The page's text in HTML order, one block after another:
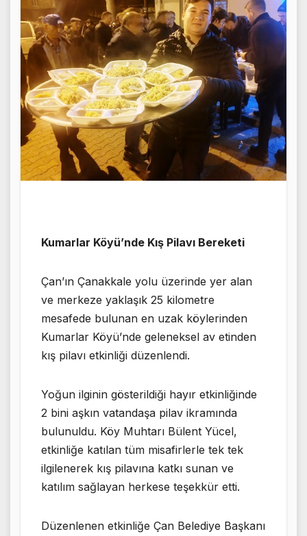
Kumarlar Köyü’nde Kış Pilavı Bereketi
Çan’ın Çanakkale yolu üzerinde yer alan
ve merkeze yaklaşık 25 kilometre
mesafede bulunan en uzak köylerinden
Kumarlar Köyü’nde geleneksel av etinden
kış pilavı etkinliği düzenlendi.
Yoğun ilginin gösterildiği hayır etkinliğinde
2 bini aşkın vatandaşa pilav ikramında
bulunuldu. Köy Muhtarı Bülent Yücel,
etkinliğe katılan tüm misafirlerle tek tek
ilgilenerek kış pilavına katkı sunan ve
katılım sağlayan herkese teşekkür etti.
Düzenlenen etkinliğe Çan Belediye Başkanı